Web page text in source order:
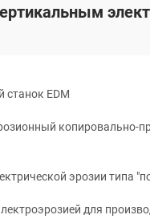
станок EDM
копировально-
эрозии типа
для